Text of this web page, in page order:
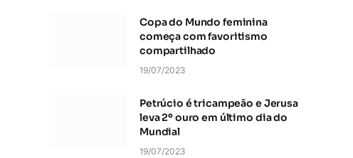
Copa do Mundo feminina
começa com favoritismo
compartilhado
19/07/2023
Petrúcio é tricampeão e Jerusa
leva 2º ouro em último dia do
Mundial
19/07/2023